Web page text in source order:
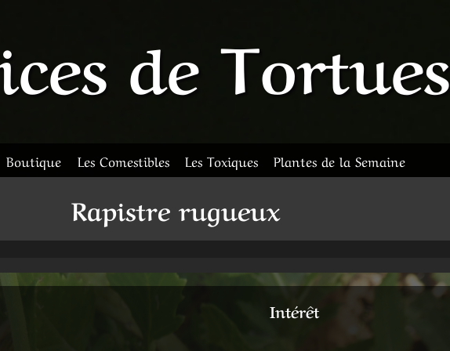
de Tortues
Boutique Les Comestibles Les Toxiques Plantes de la Semaine
Rapistre rugueux
Intérêt